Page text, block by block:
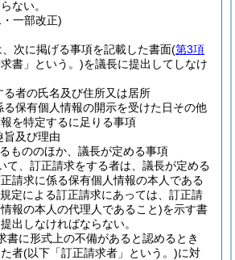
ない。
一部改正)
次に掲げる事項を記載した書面(第3項
書」という。)を議長に提出してしなけ
る者の氏名及び住所又は居所
る保有個人情報の開示を受けた日その他
を特定するに足りる事項
旨及び理由
もののほか、議長が定める事項
て、訂正請求をする者は、議長が定める
請求に係る保有個人情報の本人である
定による訂正請求にあっては、訂正請
報の本人の代理人であること)を示す書
出しなければならない。
書に形式上の不備があると認めるとき
者(以下「訂正請求者」という。)に対